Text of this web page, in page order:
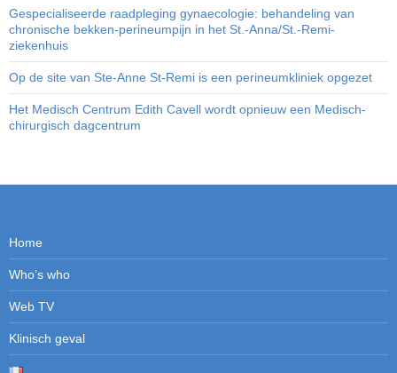
Gespecialiseerde raadpleging gynaecologie: behandeling van
chronische bekken-perineumpijn in het St.-Anna/St.-Remi-
ziekenhuis
Op de site van Ste-Anne St-Remi is een perineumkliniek opgezet
Het Medisch Centrum Edith Cavell wordt opnieuw een Medisch-
chirurgisch dagcentrum
Home
Who’s who
Web TV
Klinisch geval